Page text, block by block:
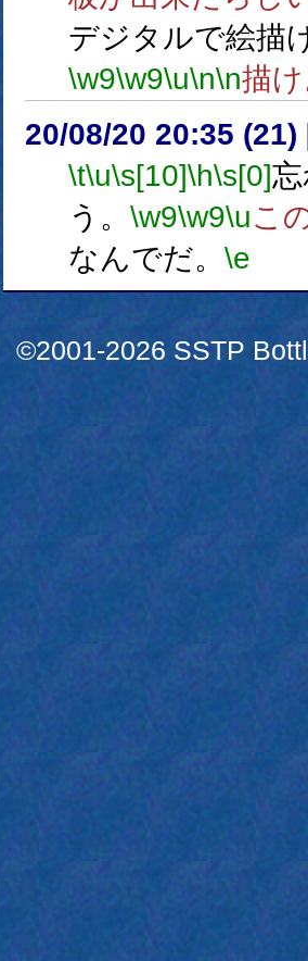
デジタルで絵描
\w9\w9\u\n\n描
20/08/20 20:35 (21)
\t\u\s[10]\h\s[0]
う。 \w9\w9\uこ
なんでだ。 \e
©2001-2026 SSTP